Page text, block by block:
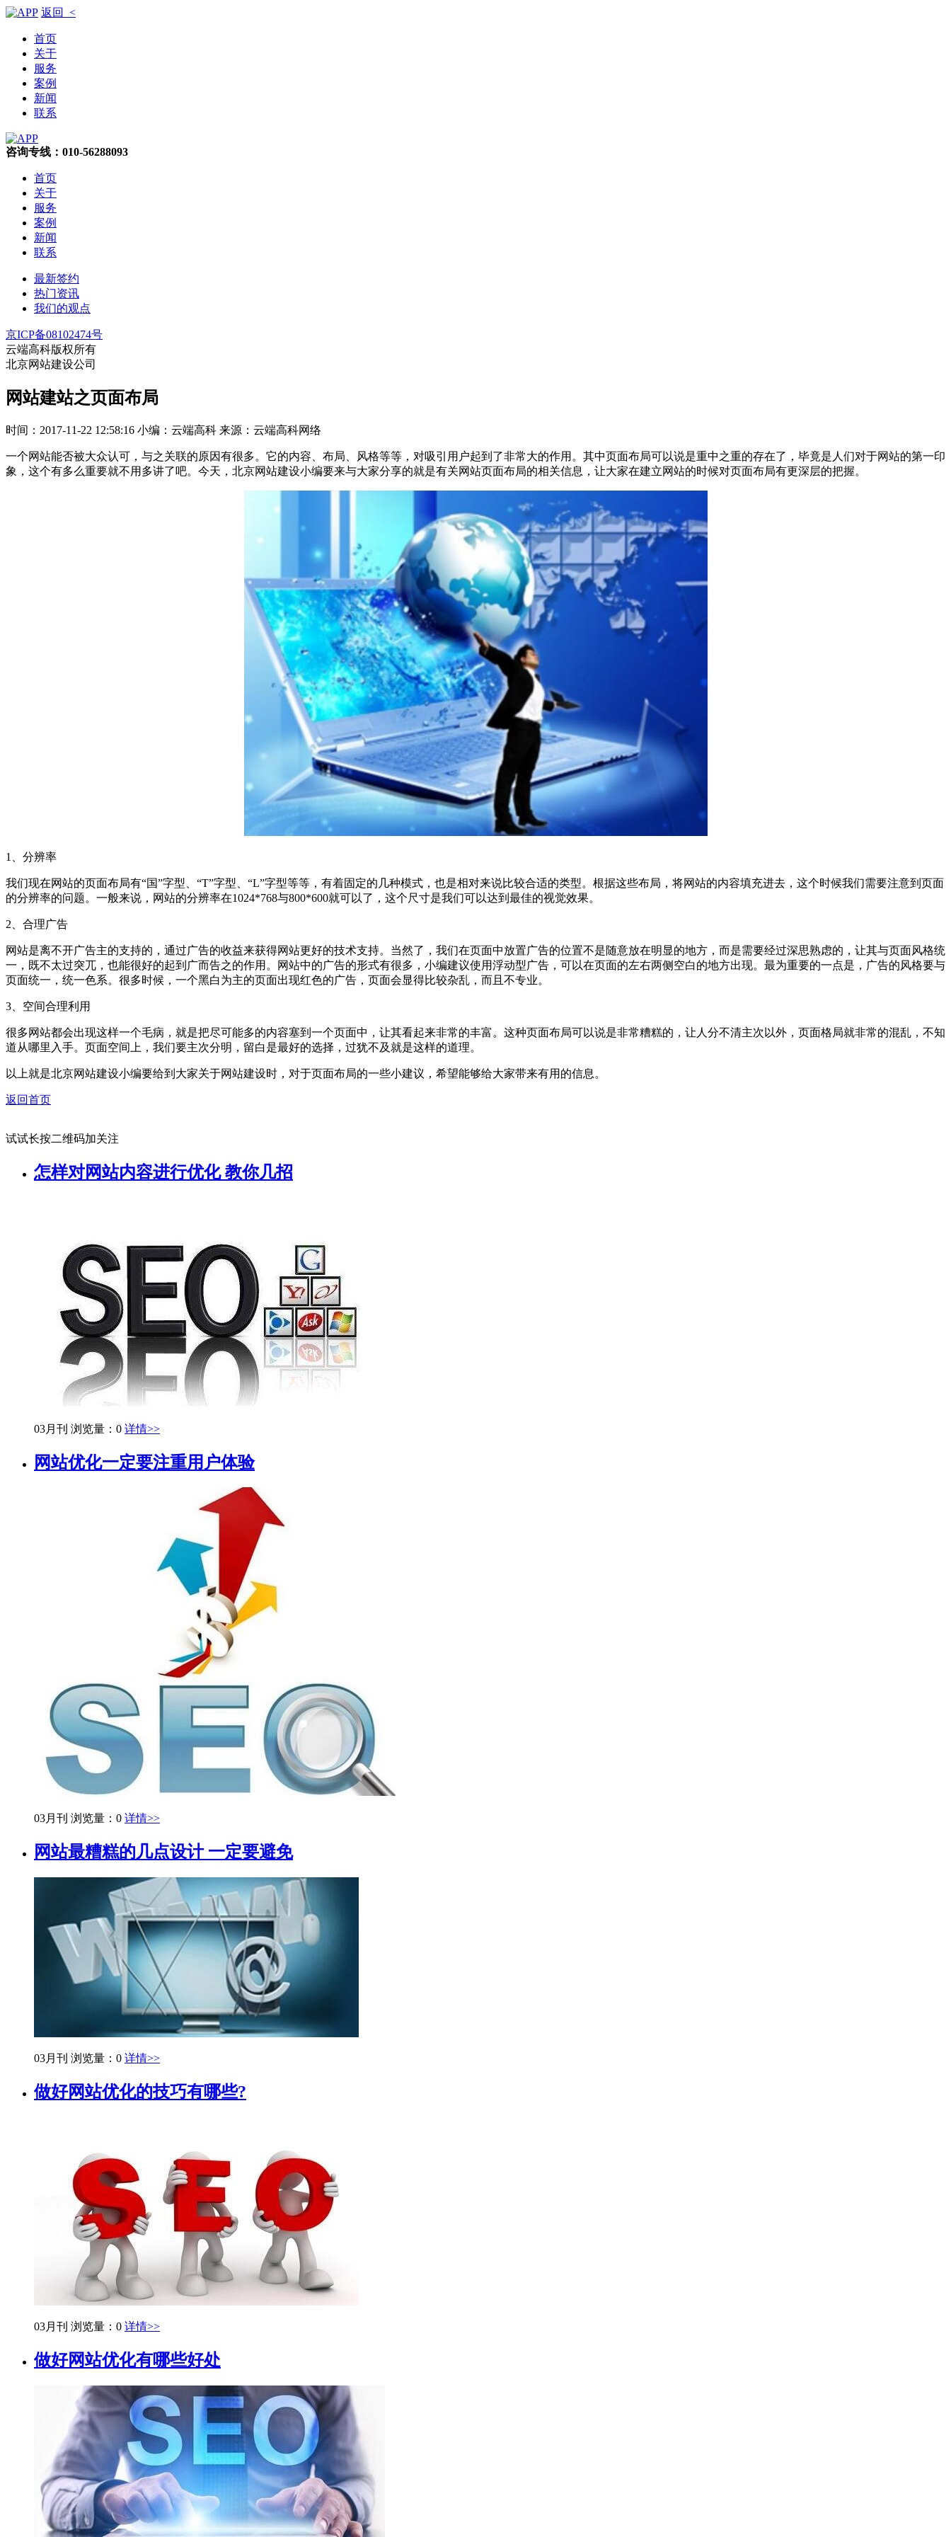
返回 <
首页
关于
服务
案例
新闻
联系
咨询专线：010-56288093
首页
关于
服务
案例
新闻
联系
最新签约
热门资讯
我们的观点
京ICP备08102474号
云端高科版权所有
北京网站建设公司
网站建站之页面布局
时间：2017-11-22 12:58:16 小编：云端高科 来源：云端高科网络
一个网站能否被大众认可，与之关联的原因有很多。它的内容、布局、风格等等，对吸引用户起到了非常大的作用。其中页面布局可以说是重中之重的存在了，毕竟是人们对于网站的第一印
象，这个有多么重要就不用多讲了吧。今天，北京网站建设小编要来与大家分享的就是有关网站页面布局的相关信息，让大家在建立网站的时候对页面布局有更深层的把握。
1、分辨率
我们现在网站的页面布局有“国”字型、“T”字型、“L”字型等等，有着固定的几种模式，也是相对来说比较合适的类型。根据这些布局，将网站的内容填充进去，这个时候我们需要注意到页面
的分辨率的问题。一般来说，网站的分辨率在1024*768与800*600就可以了，这个尺寸是我们可以达到最佳的视觉效果。
2、合理广告
网站是离不开广告主的支持的，通过广告的收益来获得网站更好的技术支持。当然了，我们在页面中放置广告的位置不是随意放在明显的地方，而是需要经过深思熟虑的，让其与页面风格统
一，既不太过突兀，也能很好的起到广而告之的作用。网站中的广告的形式有很多，小编建议使用浮动型广告，可以在页面的左右两侧空白的地方出现。最为重要的一点是，广告的风格要与
页面统一，统一色系。很多时候，一个黑白为主的页面出现红色的广告，页面会显得比较杂乱，而且不专业。
3、空间合理利用
很多网站都会出现这样一个毛病，就是把尽可能多的内容塞到一个页面中，让其看起来非常的丰富。这种页面布局可以说是非常糟糕的，让人分不清主次以外，页面格局就非常的混乱，不知
道从哪里入手。页面空间上，我们要主次分明，留白是最好的选择，过犹不及就是这样的道理。
以上就是北京网站建设小编要给到大家关于网站建设时，对于页面布局的一些小建议，希望能够给大家带来有用的信息。
返回首页
试试长按二维码加关注
怎样对网站内容进行优化 教你几招
03月刊 浏览量：0 详情>>
网站优化一定要注重用户体验
03月刊 浏览量：0 详情>>
网站最糟糕的几点设计 一定要避免
03月刊 浏览量：0 详情>>
做好网站优化的技巧有哪些?
03月刊 浏览量：0 详情>>
做好网站优化有哪些好处